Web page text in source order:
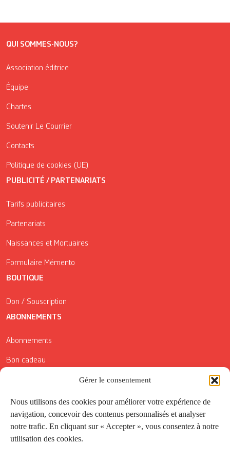
Gérer le consentement
Nous utilisons des cookies pour améliorer votre expérience de
navigation, concevoir des contenus personnalisés et analyser
notre trafic. En cliquant sur « Accepter », vous consentez à notre
utilisation des cookies.
QUI SOMMES-NOUS?
Association éditrice
Équipe
Chartes
Soutenir Le Courrier
Contacts
Politique de cookies (UE)
PUBLICITÉ / PARTENARIATS
Tarifs publicitaires
Partenariats
Naissances et Mortuaires
Formulaire Mémento
BOUTIQUE
Don / Souscription
ABONNEMENTS
Abonnements
Bon cadeau
Conditions générales de vente
Réductions de la Carte Côté Courrier
Application